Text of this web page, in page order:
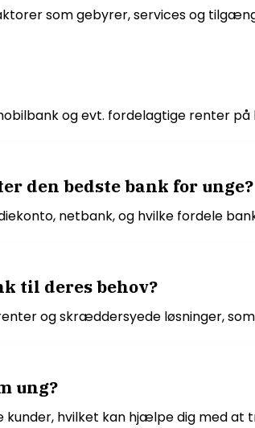
som gebyrer, services og
og evt. fordelagtige renter på
den bedste bank for unge?
netbank, og hvilke fordele
til deres behov?
og skræddersyede løsninger,
ung?
kunder, hvilket kan hjælpe dig med